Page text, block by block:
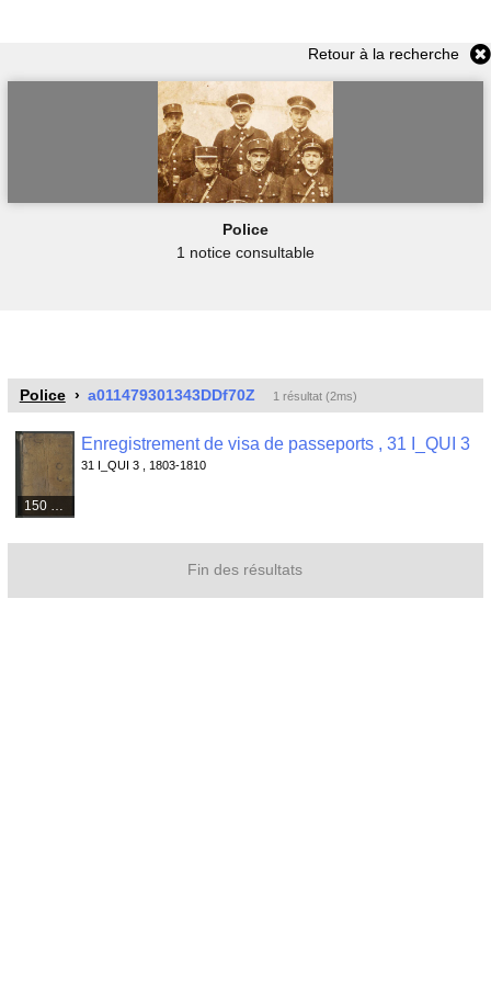
Retour à la recherche
Police
1 notice consultable
Police a011479301343DDf70Z 1 résultat (2ms)
Enregistrement de visa de passeports , 31 I_QUI 3
31 I_QUI 3 , 1803-1810
Fin des résultats